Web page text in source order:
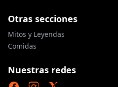
Otras secciones
Mitos y Leyendas
Comidas
Nuestras redes